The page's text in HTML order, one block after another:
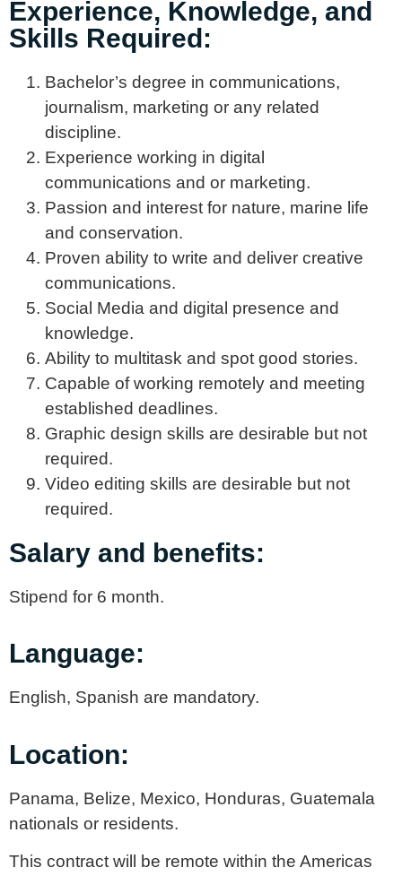
Experience, Knowledge, and
Skills Required:
Bachelor’s degree in communications,
journalism, marketing or any related
discipline.
Experience working in digital
communications and or marketing.
Passion and interest for nature, marine life
and conservation.
Proven ability to write and deliver creative
communications.
Social Media and digital presence and
knowledge.
Ability to multitask and spot good stories.
Capable of working remotely and meeting
established deadlines.
Graphic design skills are desirable but not
required.
Video editing skills are desirable but not
required.
Salary and benefits:
Stipend for 6 month.
Language:
English, Spanish are mandatory.
Location:
Panama, Belize, Mexico, Honduras, Guatemala
nationals or residents.
This contract will be remote within the Americas